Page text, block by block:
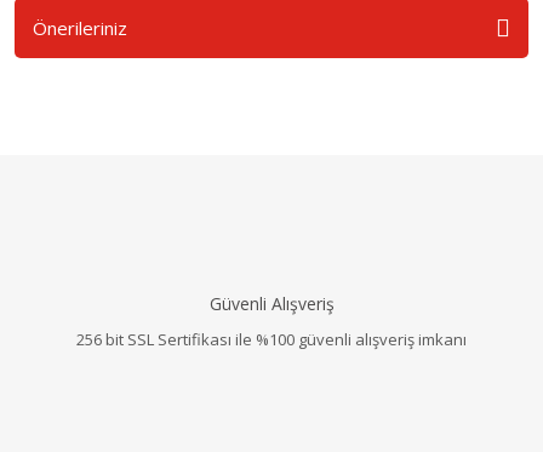
Önerileriniz
Güvenli Alışveriş
256 bit SSL Sertifikası ile %100 güvenli alışveriş imkanı